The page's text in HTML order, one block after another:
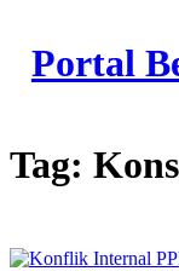
content
Portal
Tag: